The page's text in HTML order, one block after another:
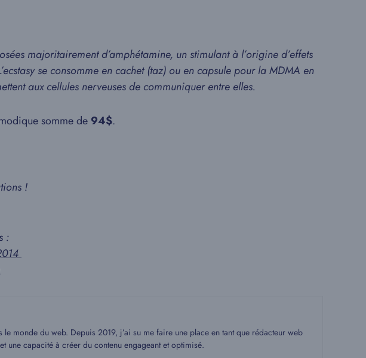
majoritairement d’amphétamine, un stimulant à l’origine d’effets
se consomme en cachet (taz) ou en capsule pour la MDMA en
aux cellules nerveuses de communiquer entre elles.
somme de 94$.
!
:
monde du web. Depuis 2019, j’ai su me faire une place en tant que rédacteur web
une capacité à créer du contenu engageant et optimisé.